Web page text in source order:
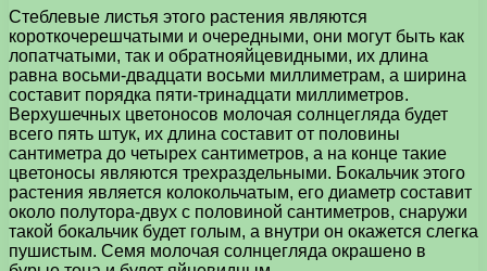
Стеблевые листья этого растения являются
короткочерешчатыми и очередными, они могут быть как
лопатчатыми, так и обратнояйцевидными, их длина
равна восьми-двадцати восьми миллиметрам, а ширина
составит порядка пяти-тринадцати миллиметров.
Верхушечных цветоносов молочая солнцегляда будет
всего пять штук, их длина составит от половины
сантиметра до четырех сантиметров, а на конце такие
цветоносы являются трехраздельными. Бокальчик этого
растения является колокольчатым, его диаметр составит
около полутора-двух с половиной сантиметров, снаружи
такой бокальчик будет голым, а внутри он окажется слегка
пушистым. Семя молочая солнцегляда окрашено в